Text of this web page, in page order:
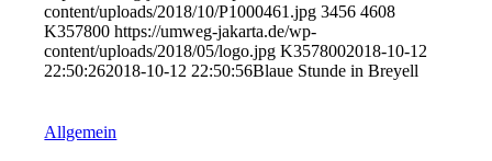
content/uploads/2018/10/P1000461.jpg 3456 4608
K357800 https://umweg-jakarta.de/wp-
content/uploads/2018/05/logo.jpg K3578002018-10-12
22:50:262018-10-12 22:50:56Blaue Stunde in Breyell
Allgemein